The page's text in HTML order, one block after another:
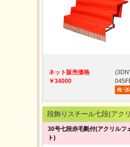
ネット販売価格
￥34000
段飾りスチール七段(アク
30号七段赤毛氈付(アクリルフ
ト)